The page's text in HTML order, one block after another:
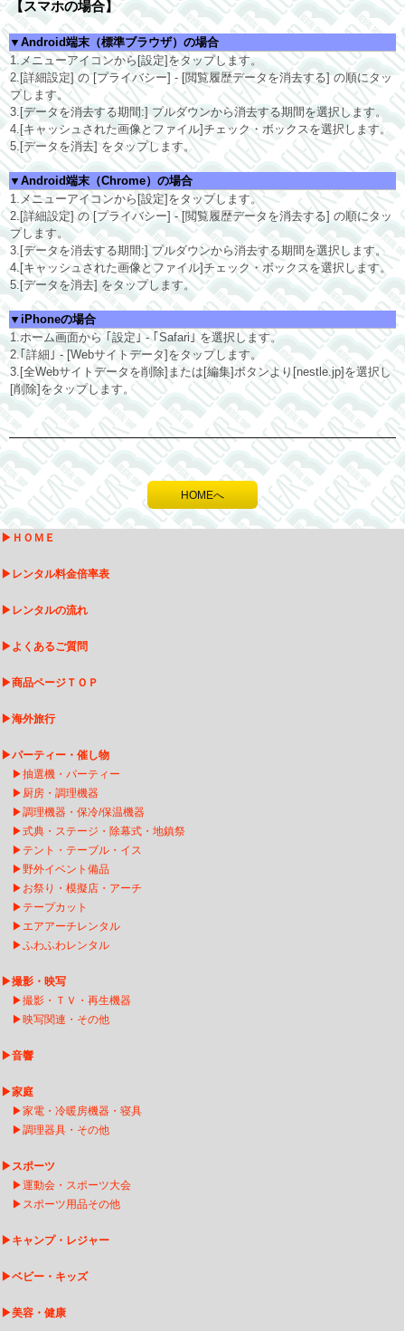
【スマホの場合】
▼Android端末（標準ブラウザ）の場合
1.メニューアイコンから[設定]をタップします。
2.[詳細設定] の [プライバシー] - [閲覧履歴データを消去する] の順にタッ
プします。
3.[データを消去する期間:] プルダウンから消去する期間を選択します。
4.[キャッシュされた画像とファイル]チェック・ボックスを選択します。
5.[データを消去] をタップします。
▼Android端末（Chrome）の場合
1.メニューアイコンから[設定]をタップします。
2.[詳細設定] の [プライバシー] - [閲覧履歴データを消去する] の順にタッ
プします。
3.[データを消去する期間:] プルダウンから消去する期間を選択します。
4.[キャッシュされた画像とファイル]チェック・ボックスを選択します。
5.[データを消去] をタップします。
▼iPhoneの場合
1.ホーム画面から ｢設定｣ - ｢Safari｣ を選択します。
2.｢詳細｣ - [Webサイトデータ]をタップします。
3.[全Webサイトデータを削除]または[編集]ボタンより[nestle.jp]を選択し
[削除]をタップします。
HOMEへ
▶ ＨＯＭＥ
▶ レンタル料金倍率表
▶ レンタルの流れ
▶よくあるご質問
▶商品ページＴＯＰ
▶海外旅行
▶パーティー・催し物
▶抽選機・パーティー
▶ 厨房・調理機器
▶調理機器・保冷/保温機器
▶式典・ステージ・除幕式・地鎮祭
▶ テント・テーブル・イス
▶野外イベント備品
▶ お祭り・模擬店・アーチ
▶ テープカット
▶ エアアーチレンタル
▶ふわふわレンタル
▶撮影・映写
▶撮影・ＴＶ・再生機器
▶映写関連・その他
▶音響
▶家庭
▶家電・冷暖房機器・寝具
▶調理器具・その他
▶スポーツ
▶運動会・スポーツ大会
▶ スポーツ用品その他
▶キャンプ・レジャー
▶ベビー・キッズ
▶美容・健康